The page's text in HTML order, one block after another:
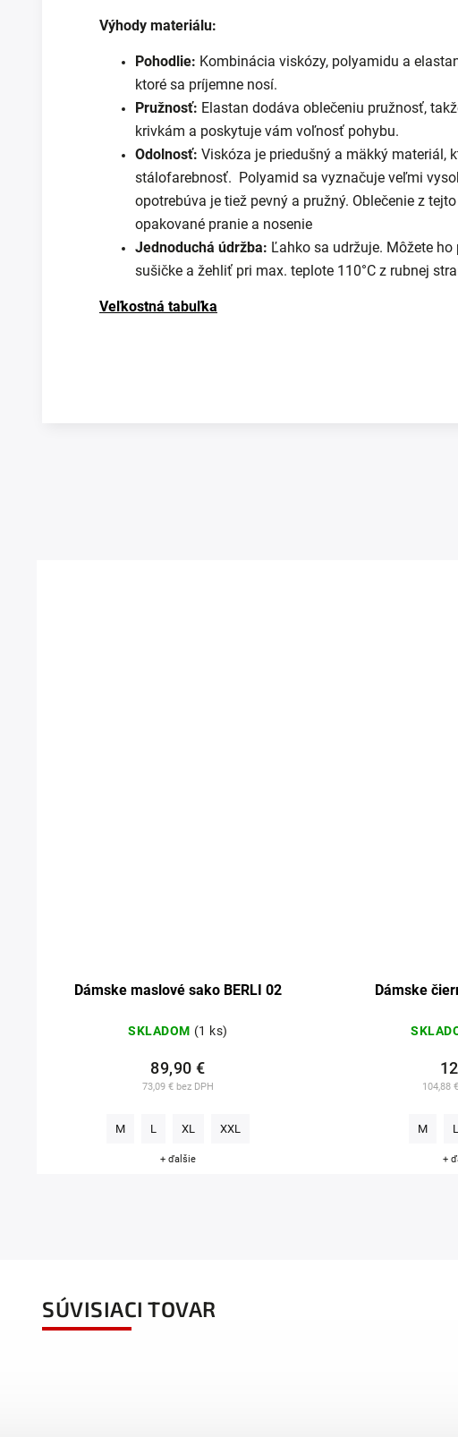
Výhody materiálu:
Pohodlie: Kombinácia viskózy, polyamidu a
ktoré sa príjemne nosí.
Pružnosť: Elastan dodáva oblečeniu pružnosť,
krivkám a poskytuje vám voľnosť pohybu.
Odolnosť: Viskóza je priedušný a mäkký materiál,
stálofarebnosť. Polyamid sa vyznačuje veľmi
opotrebúva je tiež pevný a pružný. Oblečenie z
opakované pranie a nosenie
Jednoduchá údržba: Ľahko sa udržuje. Môžete
sušičke a žehliť pri max. teplote 110°C z rubnej
Veľkostná tabuľka
Dámske maslové sako BERLI 02
SKLADOM (1 ks)
73,09 € bez DPH
89,90 €
M L XL XXL
+ ďalšie
Dámske
104,88
M L
+
SÚVISIACI TOVAR